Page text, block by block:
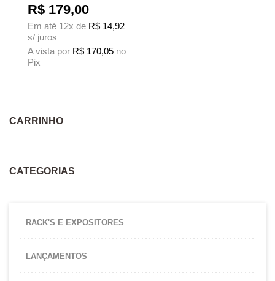
R$ 179,00
Em até 12x de R$ 14,92
s/ juros
A vista por R$ 170,05 no
Pix
CARRINHO
CATEGORIAS
RACK'S E EXPOSITORES
LANÇAMENTOS